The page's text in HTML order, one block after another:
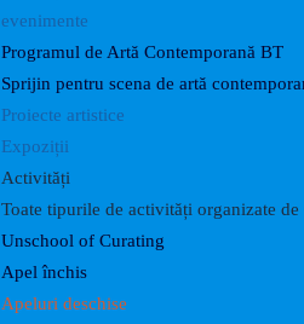
evenimente
Programul de Artă Contemporană BT
Sprijin pentru scena de artă
Proiecte artistice
Expoziții
Activități
Toate tipurile de activități organizate de
Unschool of Curating
Apel închis
Apeluri deschise